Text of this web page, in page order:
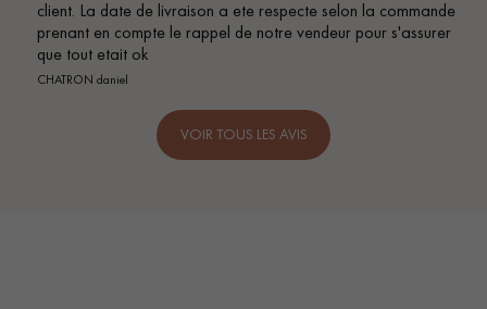
La date de livraison a ete respecte selon la commande
en compte le rappel de notre vendeur pour s'assurer
tout etait ok
daniel
VOIR TOUS LES AVIS